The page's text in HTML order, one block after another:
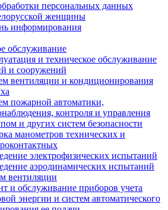
персональных данных
женщины
информирования
обслуживание
и техническое обслуживание
и сооружений
вентиляции и кондиционирования
пожарной автоматики,
контроля и управления
и других систем безопасности
манометров технических и
электрофизических испытаний
аэродинамических испытаний
вентиляции
и обслуживание приборов учета
энергии и систем автоматического